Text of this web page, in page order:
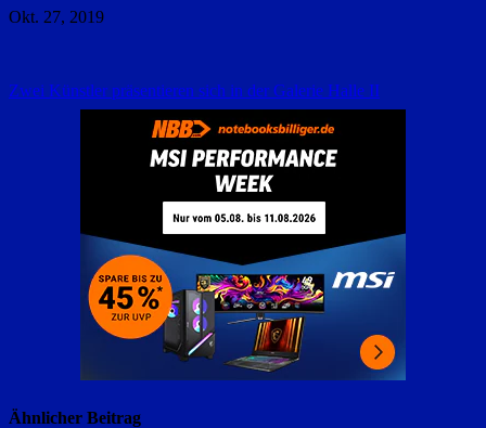
Okt. 27, 2019
Beitragsnavigation
Zwei Künstler präsentieren sich in der Galerie Halle II
Ähnlicher Beitrag